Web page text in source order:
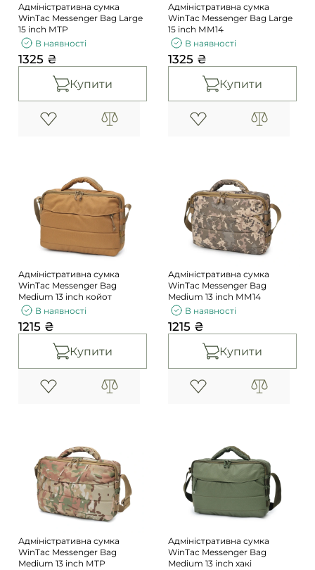
Адміністративна сумка
WinTac Messenger Bag Large
15 inch МTP
В наявності
1325 ₴
Купити
Адміністративна сумка
WinTac Messenger Bag Large
15 inch ММ14
В наявності
1325 ₴
Купити
Адміністративна сумка
WinTac Messenger Bag
Medium 13 inch койот
В наявності
1215 ₴
Купити
Адміністративна сумка
WinTac Messenger Bag
Medium 13 inch ММ14
В наявності
1215 ₴
Купити
Адміністративна сумка
WinTac Messenger Bag
Medium 13 inch МТР
Адміністративна сумка
WinTac Messenger Bag
Medium 13 inch хакі